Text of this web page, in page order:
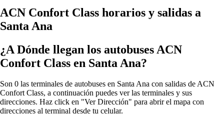
ACN Confort Class horarios y salidas a
Santa Ana
¿A Dónde llegan los autobuses ACN
Confort Class en Santa Ana?
Son 0 las terminales de autobuses en Santa Ana con salidas de ACN
Confort Class, a continuación puedes ver las terminales y sus
direcciones. Haz click en "Ver Dirección" para abrir el mapa con
direcciones al terminal desde tu celular.